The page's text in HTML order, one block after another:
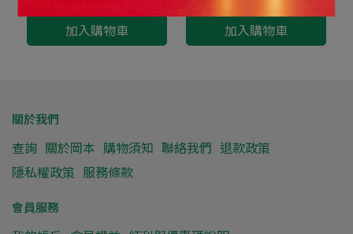
加入購物車 加入購物車
關於我們
查詢 關於岡本 購物須知 聯絡我們 退款政策
隱私權政策 服務條款
會員服務